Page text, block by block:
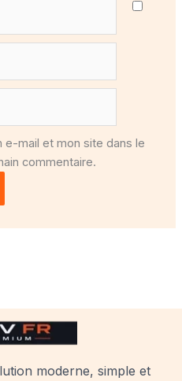
e-mail et mon site dans le
commentaire.
moderne, simple et